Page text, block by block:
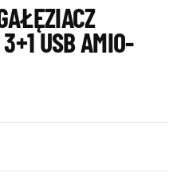
USB AMIO-